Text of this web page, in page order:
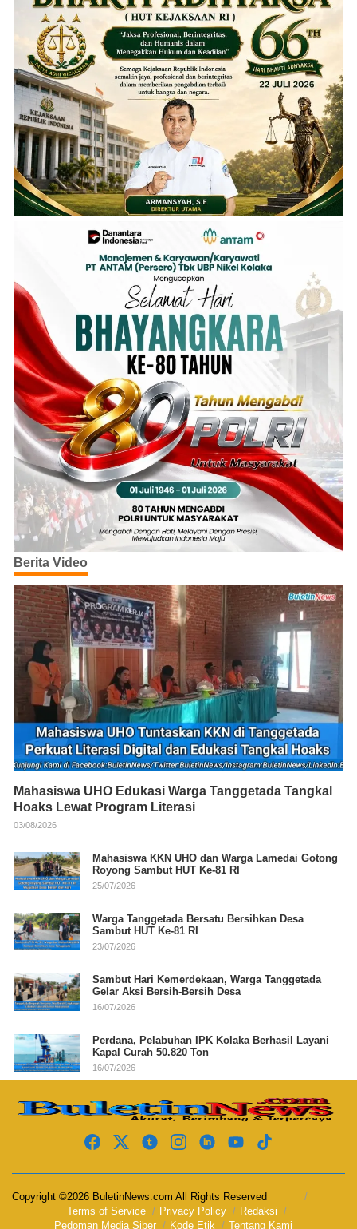
Berita Video
Mahasiswa UHO Edukasi Warga Tanggetada Tangkal
Hoaks Lewat Program Literasi
03/08/2026
Mahasiswa KKN UHO dan Warga Lamedai Gotong
Royong Sambut HUT Ke-81 RI
25/07/2026
Warga Tanggetada Bersatu Bersihkan Desa
Sambut HUT Ke-81 RI
23/07/2026
Sambut Hari Kemerdekaan, Warga Tanggetada
Gelar Aksi Bersih-Bersih Desa
16/07/2026
Perdana, Pelabuhan IPK Kolaka Berhasil Layani
Kapal Curah 50.820 Ton
16/07/2026
Copyright ©2026 BuletinNews.com All Rights Reserved
Terms of Service
Privacy Policy
Redaksi
Pedoman Media Siber
Kode Etik Tentang Kami